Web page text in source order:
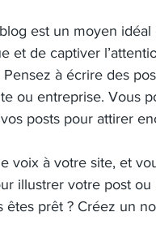
est un moyen
et de captiver
Pensez à écrire des
ou entreprise. Vous
posts pour attirer
voix à votre site, et
illustrer votre post
êtes prêt ? Créez un